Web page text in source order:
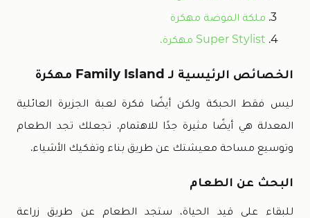
ملكة الموضة مهكرة
Super Stylist مهكرة،
الخصائص الرئيسية لـ Family Island مهكرة
ليس فقط الحبكة ولكن أيضًا فكرة لعبة الجزيرة العائلية
المعدلة هي أيضًا مثيرة جدًا للاهتمام. تجعلك تجد الطعام
وتوسيع مساحة معيشتك عن طريق بناء وتفكيك الأشياء.
البحث عن الطعام
للبقاء على قيد الحياة، ستجد الطعام عن طريق زراعة